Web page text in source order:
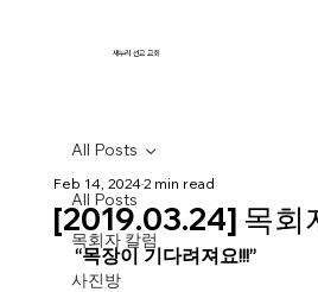
새누리 선교 교회
All Posts
목회자 칼럼
사진방
All Posts
[2019.03.24] 목회
Feb 14, 20242 min read
“목장이 기다려져요!!!”